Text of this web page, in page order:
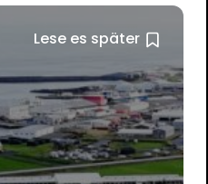
Lese es später